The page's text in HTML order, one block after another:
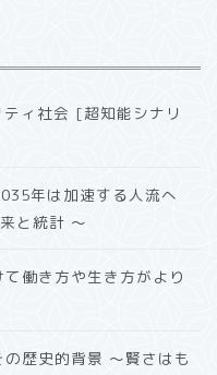
ィ社会 [超知能シナリ
年は加速する人流へ
と統計 〜
働き方や生き方がより
歴史的背景 〜賢さはも